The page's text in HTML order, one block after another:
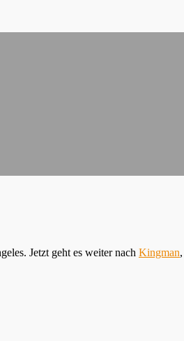
Jetzt geht es weiter nach Kingman